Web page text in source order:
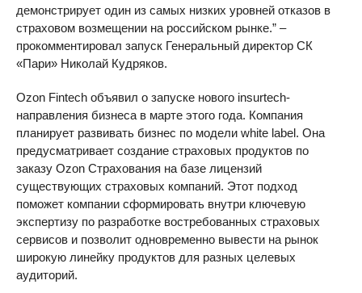
демонстрирует один из самых низких уровней отказов в
страховом возмещении на российском рынке.” –
прокомментировал запуск Генеральный директор СК
«Пари» Николай Кудряков.
Ozon Fintech объявил о запуске нового insurtech-
направления бизнеса в марте этого года. Компания
планирует развивать бизнес по модели white label. Она
предусматривает создание страховых продуктов по
заказу Ozon Страхования на базе лицензий
существующих страховых компаний. Этот подход
поможет компании сформировать внутри ключевую
экспертизу по разработке востребованных страховых
сервисов и позволит одновременно вывести на рынок
широкую линейку продуктов для разных целевых
аудиторий.